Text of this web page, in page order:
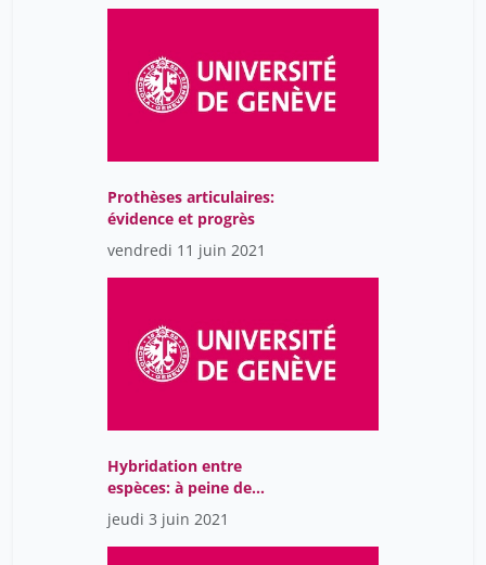
Prothèses articulaires:
évidence et progrès
vendredi 11 juin 2021
Hybridation entre
espèces: à peine de
retour dans le Jura, le
chat sauvage est-il de
nouveau menacé?
jeudi 3 juin 2021